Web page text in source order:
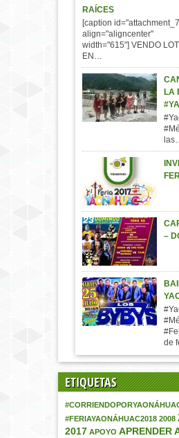
RAÍCES
[caption
align="aligncenter"
width="615"] VENDO
EN…
LA
–
de
ETIQUETAS
#FERIAYAONÁHUAC2018 2008
2017 APOYO APRENDER